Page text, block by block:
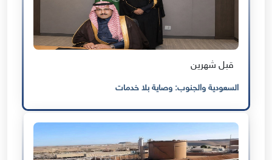
قبل شهرين
السعودية والجنوب: وصاية بلا خدمات